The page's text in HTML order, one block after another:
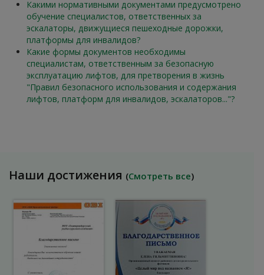
Какими нормативными документами предусмотрено
обучение специалистов, ответственных за
эскалаторы, движущиеся пешеходные дорожки,
платформы для инвалидов?
Какие формы документов необходимы
специалистам, ответственным за безопасную
эксплуатацию лифтов, для претворения в жизнь
"Правил безопасного использования и содержания
лифтов, платформ для инвалидов, эскалаторов..."?
Наши достижения (Смотреть все)